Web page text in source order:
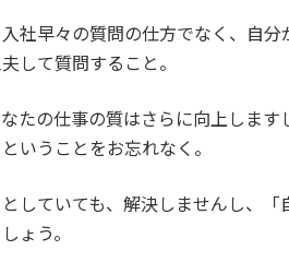
社早々の質問の仕方でなく、自
して質問すること。
たの仕事の質はさらに向上しま
いうことをお忘れなく。
していても、解決しませんし、
ょう。